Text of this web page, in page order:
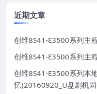
近期文章
创维8S41-E3500系列主
创维8S41-E3500系列主
创维8S41-E3500系列本
忆)20160920_U盘刷机